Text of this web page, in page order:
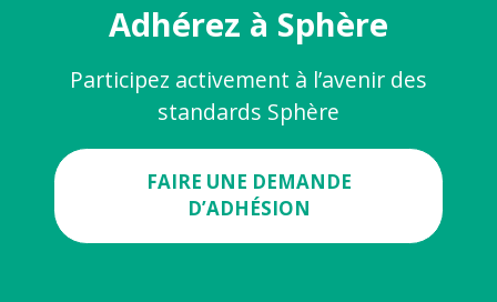
Adhérez à Sphère
Participez activement à l’avenir des
standards Sphère
FAIRE UNE DEMANDE
D’ADHÉSION